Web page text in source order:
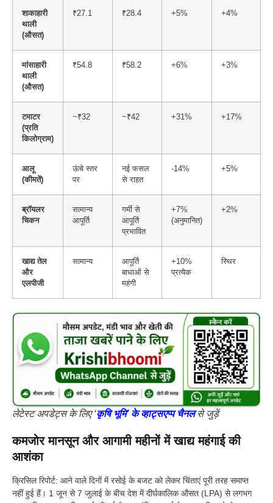
शाकाहारी
थाली
(औसत)
₹27.1 ₹28.4 +5% +4%
मांसाहारी
थाली
(औसत)
₹54.8 ₹58.2 +6% +3%
टमाटर
(प्रति
किलोग्राम)
~₹32 ~₹42 +31% +17%
आलू
(कीमतें)
ऊंचे स्तर
पर
नई फसल
से राहत
-14% +5%
ब्रॉयलर
चिकन
सामान्य
आपूर्ति
गर्मी से
आपूर्ति
प्रभावित
+7%
(अनुमानित)
+2%
खाद्य तेल
और
एलपीजी
सामान्य
आपूर्ति
बाधाओं से
महंगी
+10%
प्रत्येक
स्थिर
लेटेस्ट अपडेट्स के लिए ‘कृषि भूमि’ के व्हाट्सएप्प चैनलसे जुड़ें
कमजोर मानसून और आगामी महीनों में खाद्य महंगाई की
आशंका
क्रिसिल रिपोर्ट: आने वाले दिनों में रसोई के बजट को लेकर चिंताएं पूरी तरह समाप्त
नहीं हुई हैं। 1 जून से 7 जुलाई के बीच देश में दीर्घकालिक औसत (LPA) से लगभग